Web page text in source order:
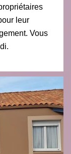
leur
Vous